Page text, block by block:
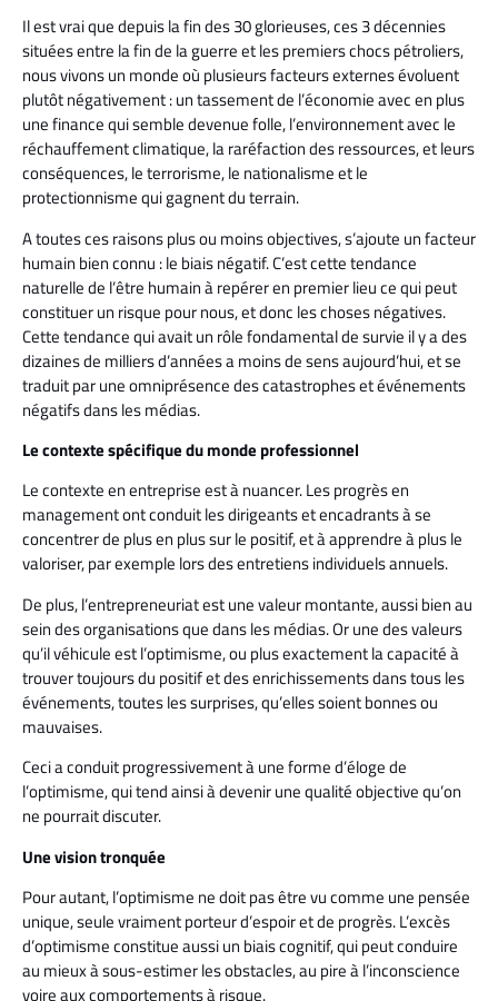
Il est vrai que depuis la fin des 30 glorieuses, ces 3 décennies
situées entre la fin de la guerre et les premiers chocs pétroliers,
nous vivons un monde où plusieurs facteurs externes évoluent
plutôt négativement : un tassement de l’économie avec en plus
une finance qui semble devenue folle, l’environnement avec le
réchauffement climatique, la raréfaction des ressources, et leurs
conséquences, le terrorisme, le nationalisme et le
protectionnisme qui gagnent du terrain.
A toutes ces raisons plus ou moins objectives, s’ajoute un facteur
humain bien connu : le biais négatif. C’est cette tendance
naturelle de l’être humain à repérer en premier lieu ce qui peut
constituer un risque pour nous, et donc les choses négatives.
Cette tendance qui avait un rôle fondamental de survie il y a des
dizaines de milliers d’années a moins de sens aujourd’hui, et se
traduit par une omniprésence des catastrophes et événements
négatifs dans les médias.
Le contexte spécifique du monde professionnel
Le contexte en entreprise est à nuancer. Les progrès en
management ont conduit les dirigeants et encadrants à se
concentrer de plus en plus sur le positif, et à apprendre à plus le
valoriser, par exemple lors des entretiens individuels annuels.
De plus, l’entrepreneuriat est une valeur montante, aussi bien au
sein des organisations que dans les médias. Or une des valeurs
qu’il véhicule est l’optimisme, ou plus exactement la capacité à
trouver toujours du positif et des enrichissements dans tous les
événements, toutes les surprises, qu’elles soient bonnes ou
mauvaises.
Ceci a conduit progressivement à une forme d’éloge de
l’optimisme, qui tend ainsi à devenir une qualité objective qu’on
ne pourrait discuter.
Une vision tronquée
Pour autant, l’optimisme ne doit pas être vu comme une pensée
unique, seule vraiment porteur d’espoir et de progrès. L’excès
d’optimisme constitue aussi un biais cognitif, qui peut conduire
au mieux à sous-estimer les obstacles, au pire à l’inconscience
voire aux comportements à risque.